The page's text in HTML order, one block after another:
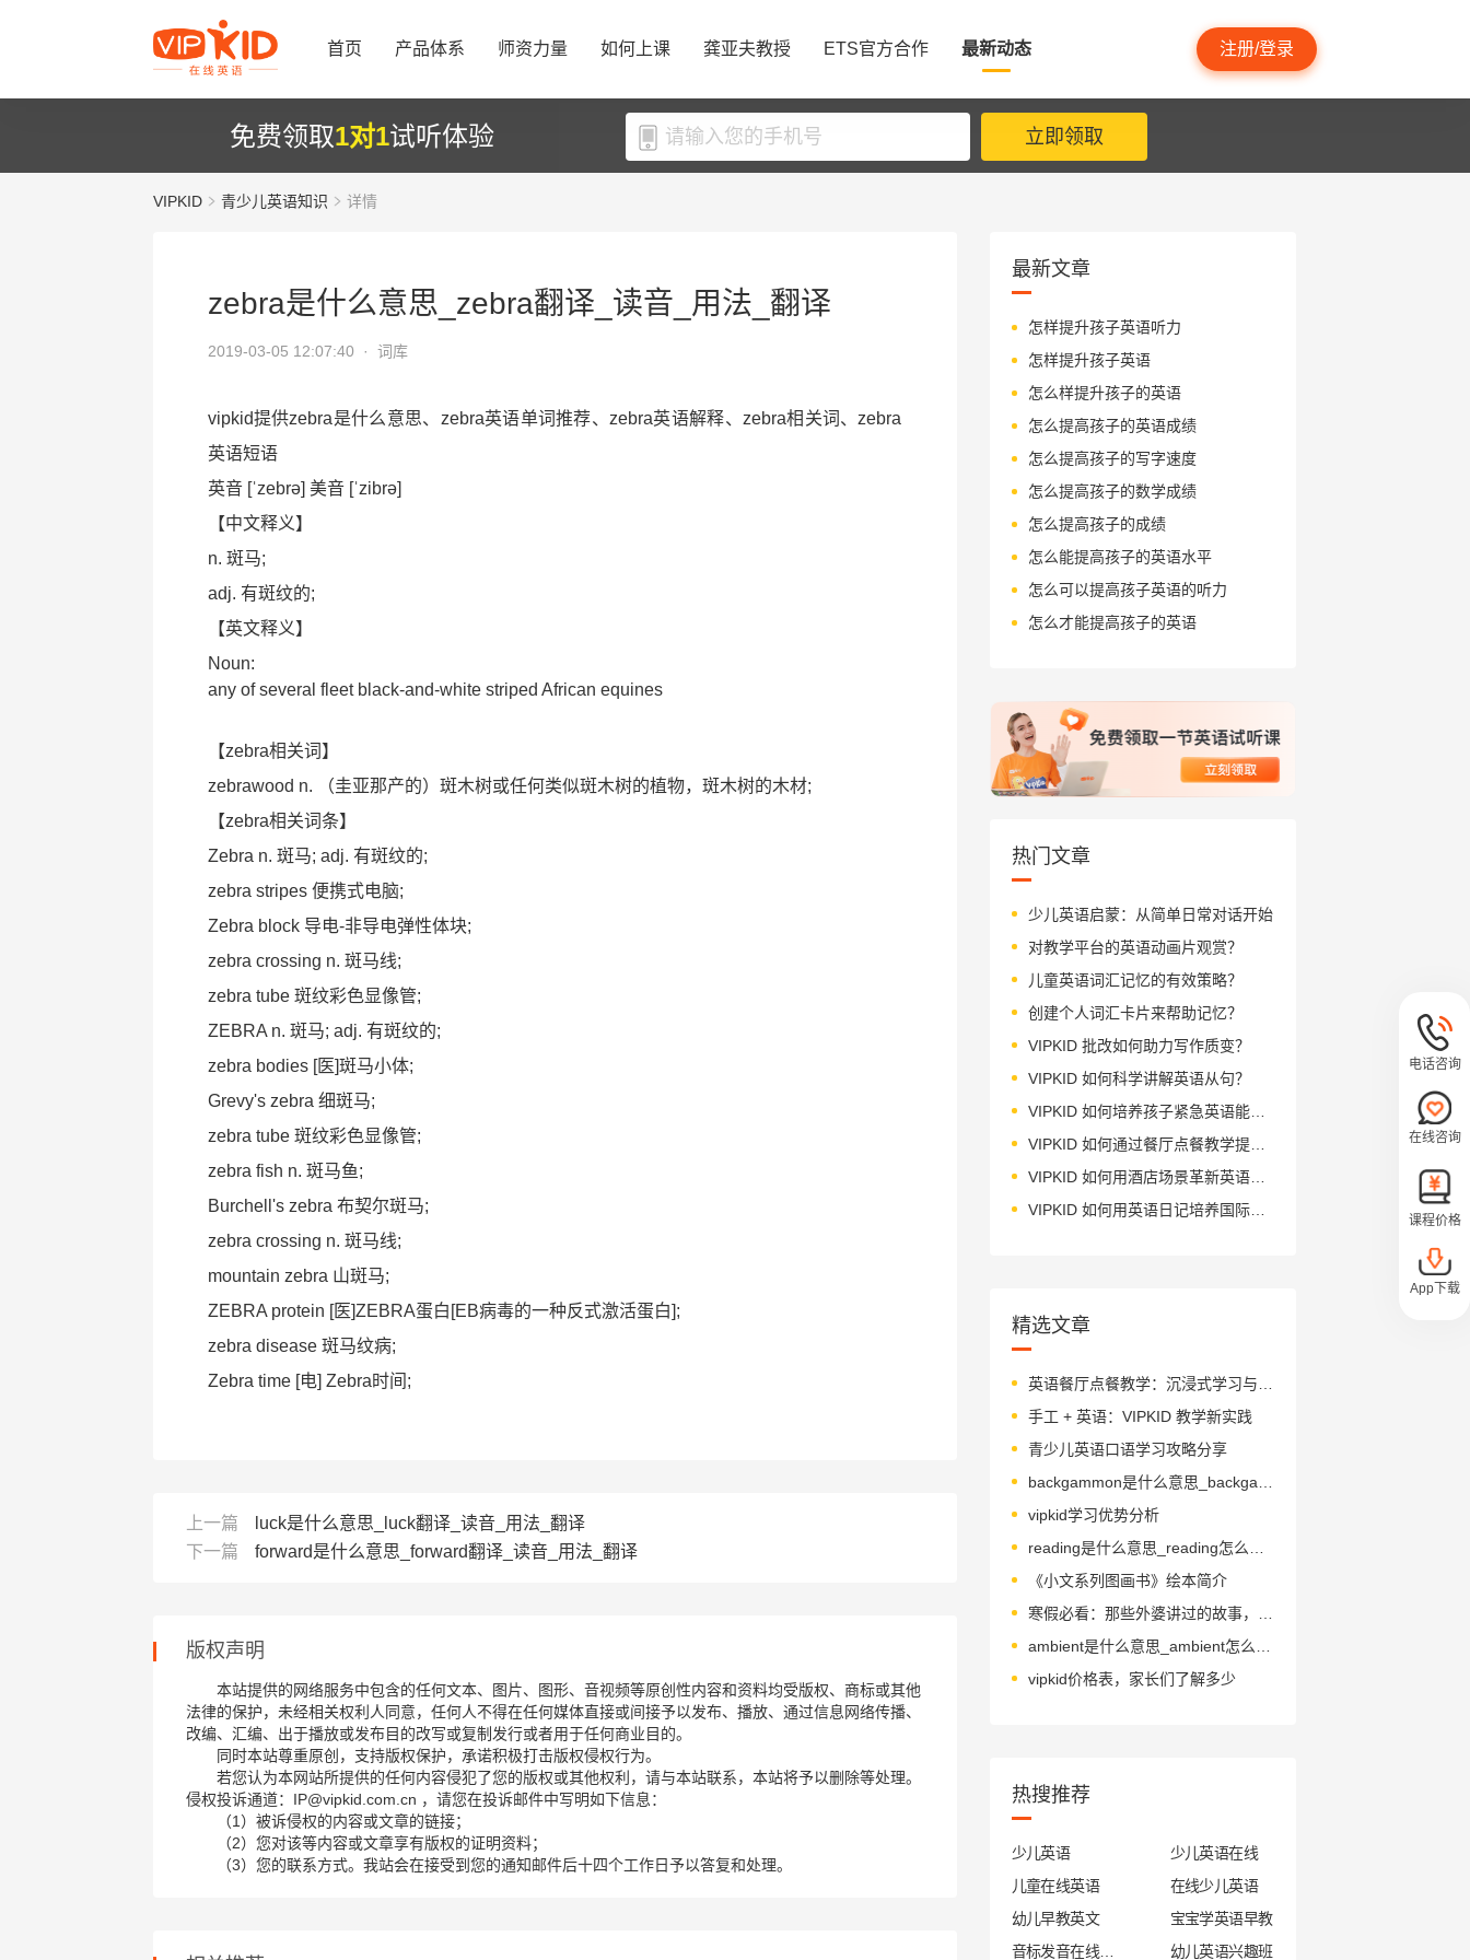
首页 产品体系 师资力量 如何上课 龚亚夫教授 ETS官方合作 最新动态 注册/登录
免费领取1对1试听体验 立即领取
VIPKID 青少儿英语知识 详情
zebra是什么意思_zebra翻译_读音_用法_翻译
2019-03-05 12:07:40 · 词库
vipkid提供zebra是什么意思、zebra英语单词推荐、zebra英语解释、zebra相关词、zebra
英语短语
英音 [ˈzebrə] 美音 [ˈzibrə]
【中文释义】
n. 斑马;
adj. 有斑纹的;
【英文释义】
Noun:
any of several fleet black-and-white striped African equines
【zebra相关词】
zebrawood n. （圭亚那产的）斑木树或任何类似斑木树的植物，斑木树的木材;
【zebra相关词条】
Zebra n. 斑马; adj. 有斑纹的;
zebra stripes 便携式电脑;
Zebra block 导电-非导电弹性体块;
zebra crossing n. 斑马线;
zebra tube 斑纹彩色显像管;
ZEBRA n. 斑马; adj. 有斑纹的;
zebra bodies [医]斑马小体;
Grevy's zebra 细斑马;
zebra tube 斑纹彩色显像管;
zebra fish n. 斑马鱼;
Burchell's zebra 布契尔斑马;
zebra crossing n. 斑马线;
mountain zebra 山斑马;
ZEBRA protein [医]ZEBRA蛋白[EB病毒的一种反式激活蛋白];
zebra disease 斑马纹病;
Zebra time [电] Zebra时间;
上一篇
luck是什么意思_luck翻译_读音_用法_翻译
下一篇
forward是什么意思_forward翻译_读音_用法_翻译
版权声明
本站提供的网络服务中包含的任何文本、图片、图形、音视频等原创性内容和资料均受版权、商标或其他
法律的保护，未经相关权利人同意，任何人不得在任何媒体直接或间接予以发布、播放、通过信息网络传播、
改编、汇编、出于播放或发布目的改写或复制发行或者用于任何商业目的。
同时本站尊重原创，支持版权保护，承诺积极打击版权侵权行为。
若您认为本网站所提供的任何内容侵犯了您的版权或其他权利，请与本站联系，本站将予以删除等处理。
侵权投诉通道：IP@vipkid.com.cn ，请您在投诉邮件中写明如下信息：
（1）被诉侵权的内容或文章的链接；
（2）您对该等内容或文章享有版权的证明资料；
（3）您的联系方式。我站会在接受到您的通知邮件后十四个工作日予以答复和处理。
最新文章
怎样提升孩子英语听力
怎样提升孩子英语
怎么样提升孩子的英语
怎么提高孩子的英语成绩
怎么提高孩子的写字速度
怎么提高孩子的数学成绩
怎么提高孩子的成绩
怎么能提高孩子的英语水平
怎么可以提高孩子英语的听力
怎么才能提高孩子的英语
热门文章
少儿英语启蒙：从简单日常对话开始
对教学平台的英语动画片观赏？
儿童英语词汇记忆的有效策略？
创建个人词汇卡片来帮助记忆？
VIPKID 批改如何助力写作质变？
VIPKID 如何科学讲解英语从句？
VIPKID 如何培养孩子紧急英语能力？
VIPKID 如何通过餐厅点餐教学提升少儿英语应用能力？
VIPKID 如何用酒店场景革新英语教学？
VIPKID 如何用英语日记培养国际化人才？
精选文章
手工 + 英语：VIPKID 教学新实践
青少儿英语口语学习攻略分享
vipkid学习优势分析
《小文系列图画书》绘本简介
vipkid价格表，家长们了解多少
热搜推荐
少儿英语
少儿英语在线
儿童在线英语
在线少儿英语
幼儿早教英文
宝宝学英语早教
幼儿英语兴趣班
电话咨询
在线咨询
课程价格
App下载